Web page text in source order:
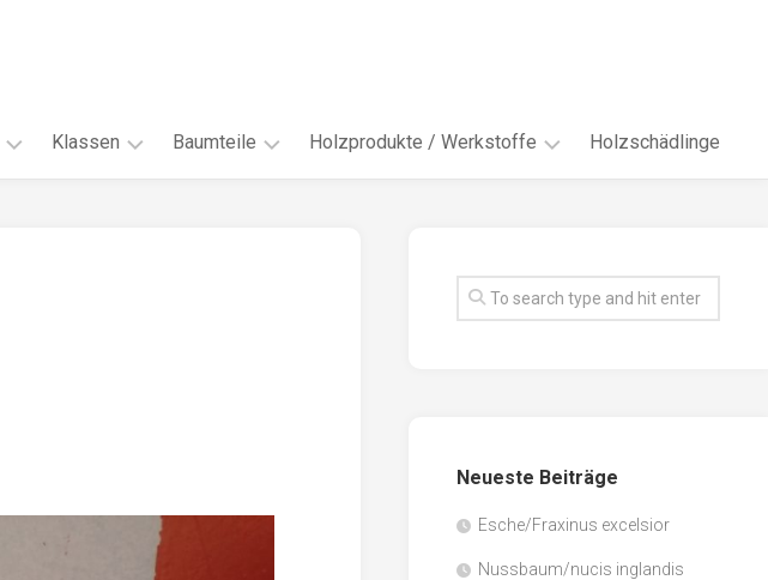
Klassen Baumteile Holzprodukte / Werkstoffe
Faserwerkstoffe
Holzschädlinge
Neueste Beiträge
Esche/Fraxinus excelsior
Nussbaum/nucis inglandis